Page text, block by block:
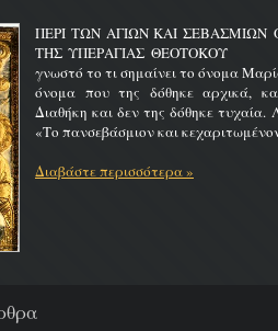
ΠΕΡΙ ΤΩΝ ΑΓΙΩΝ ΚΑΙ
ΤΗΣ ΥΠΕΡΑΓΙΑΣ ΘΕΟΤΟΚΟΥ
γνωστό το τι σημαίνει το όνομα
όνομα που της δόθηκε αρχικά,
Διαθήκη και δεν της δόθηκε τυχαία.
«Το πανσεβάσμιον και
Διαβάστε περισσότερα »